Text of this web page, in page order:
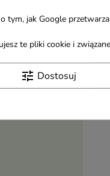
tym, jak Google
te pliki cookie i
tune Dostosuj